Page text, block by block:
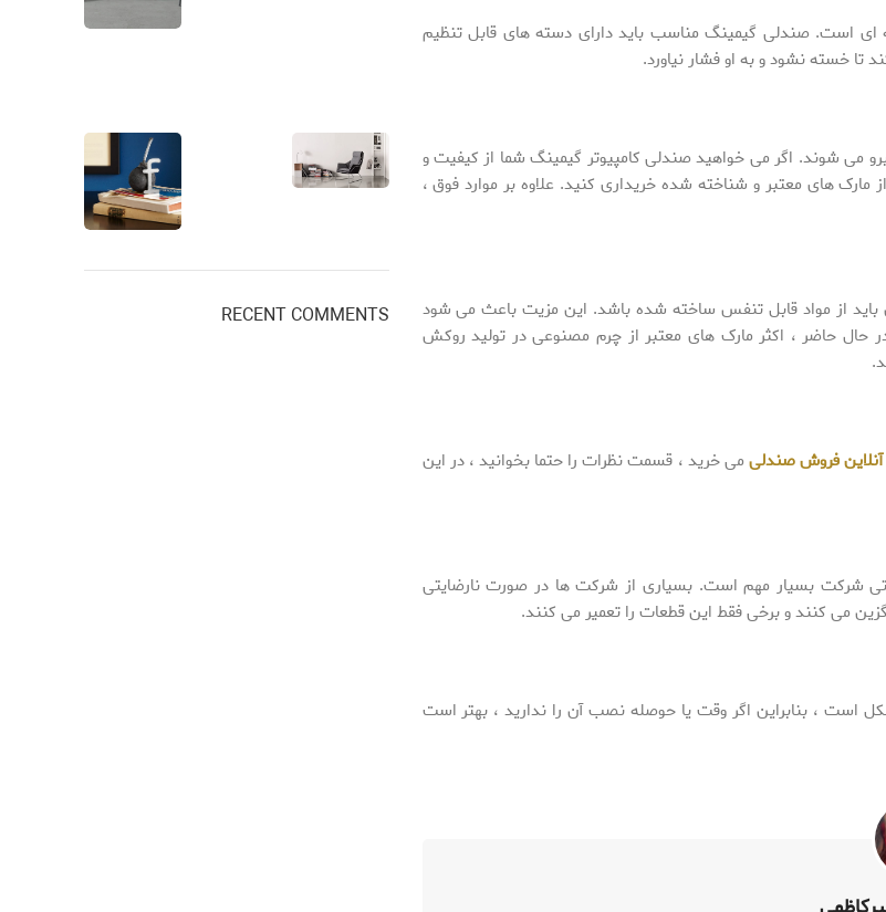
ای است. صندلی گیمینگ مناسب باید دارای دسته های قابل تنظیم
خسته نشود و به او فشار نیاورد.
می شوند. اگر می خواهید صندلی کامپیوتر گیمینگ شما از کیفیت و
های معتبر و شناخته شده خریداری کنید. علاوه بر موارد فوق ،
از مواد قابل تنفس ساخته شده باشد. این مزیت باعث می شود
حاضر ، اکثر مارک های معتبر از چرم مصنوعی در تولید روکش
فروش صندلی می خرید ، قسمت نظرات را حتما بخوانید ، در این
شرکت بسیار مهم است. بسیاری از شرکت ها در صورت نارضایتی
می کنند و برخی فقط این قطعات را تعمیر می کنند.
، بنابراین اگر وقت یا حوصله نصب آن را ندارید ، بهتر است
RECENT COMMENTS